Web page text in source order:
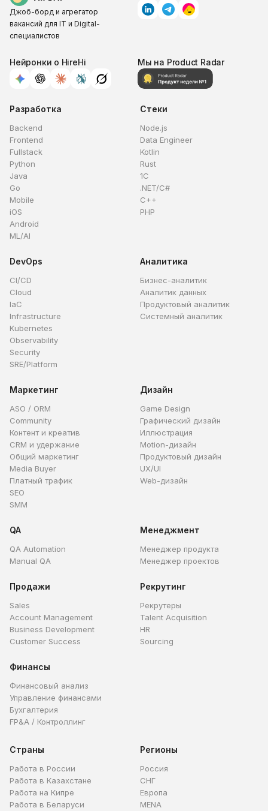
Джоб-борд и агрегатор
вакансий для IT и Digital-
специалистов
Нейронки о HireHi Мы на Product Radar
Разработка
Backend
Frontend
Fullstack
Python
Java
Go
Mobile
iOS
Android
ML/AI
Стеки
Node.js
Data Engineer
Kotlin
Rust
1C
.NET/C#
C++
PHP
DevOps
CI/CD
Cloud
IaC
Infrastructure
Kubernetes
Observability
Security
SRE/Platform
Аналитика
Бизнес-аналитик
Аналитик данных
Продуктовый аналитик
Системный аналитик
Маркетинг
ASO / ORM
Community
Контент и креатив
CRM и удержание
Общий маркетинг
Media Buyer
Платный трафик
SEO
SMM
Дизайн
Game Design
Графический дизайн
Иллюстрация
Motion-дизайн
Продуктовый дизайн
UX/UI
Web-дизайн
QA
QA Automation
Manual QA
Менеджмент
Менеджер продукта
Менеджер проектов
Продажи
Sales
Account Management
Business Development
Customer Success
Рекрутинг
Рекрутеры
Talent Acquisition
HR
Sourcing
Финансы
Финансовый анализ
Управление финансами
Бухгалтерия
FP&A / Контроллинг
Страны
Работа в России
Работа в Казахстане
Работа на Кипре
Работа в Беларуси
Регионы
Россия
СНГ
Европа
MENA